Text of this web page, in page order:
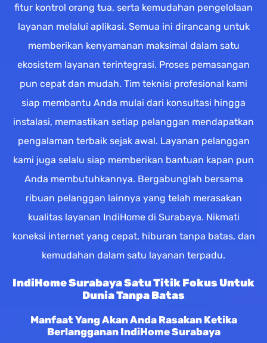
fitur kontrol orang tua, serta kemudahan pengelolaan
layanan melalui aplikasi. Semua ini dirancang untuk
memberikan kenyamanan maksimal dalam satu
ekosistem layanan terintegrasi. Proses pemasangan
pun cepat dan mudah. Tim teknisi profesional kami
siap membantu Anda mulai dari konsultasi hingga
instalasi, memastikan setiap pelanggan mendapatkan
pengalaman terbaik sejak awal. Layanan pelanggan
kami juga selalu siap memberikan bantuan kapan pun
Anda membutuhkannya. Bergabunglah bersama
ribuan pelanggan lainnya yang telah merasakan
kualitas layanan IndiHome di Surabaya. Nikmati
koneksi internet yang cepat, hiburan tanpa batas, dan
kemudahan dalam satu layanan terpadu.
IndiHome Surabaya Satu Titik Fokus Untuk
Dunia Tanpa Batas
Manfaat Yang Akan Anda Rasakan Ketika
Berlangganan IndiHome Surabaya